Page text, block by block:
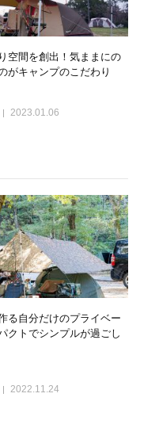
空間を創出！気ままにの
がキャンプのこだわり
2023.01.06
る自分だけのプライベー
クトでシンプルが過ごし
2022.11.24